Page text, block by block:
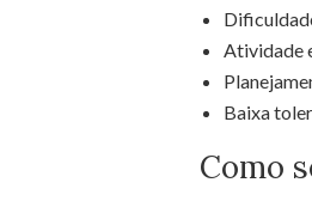
Atividade
Baixa
Como